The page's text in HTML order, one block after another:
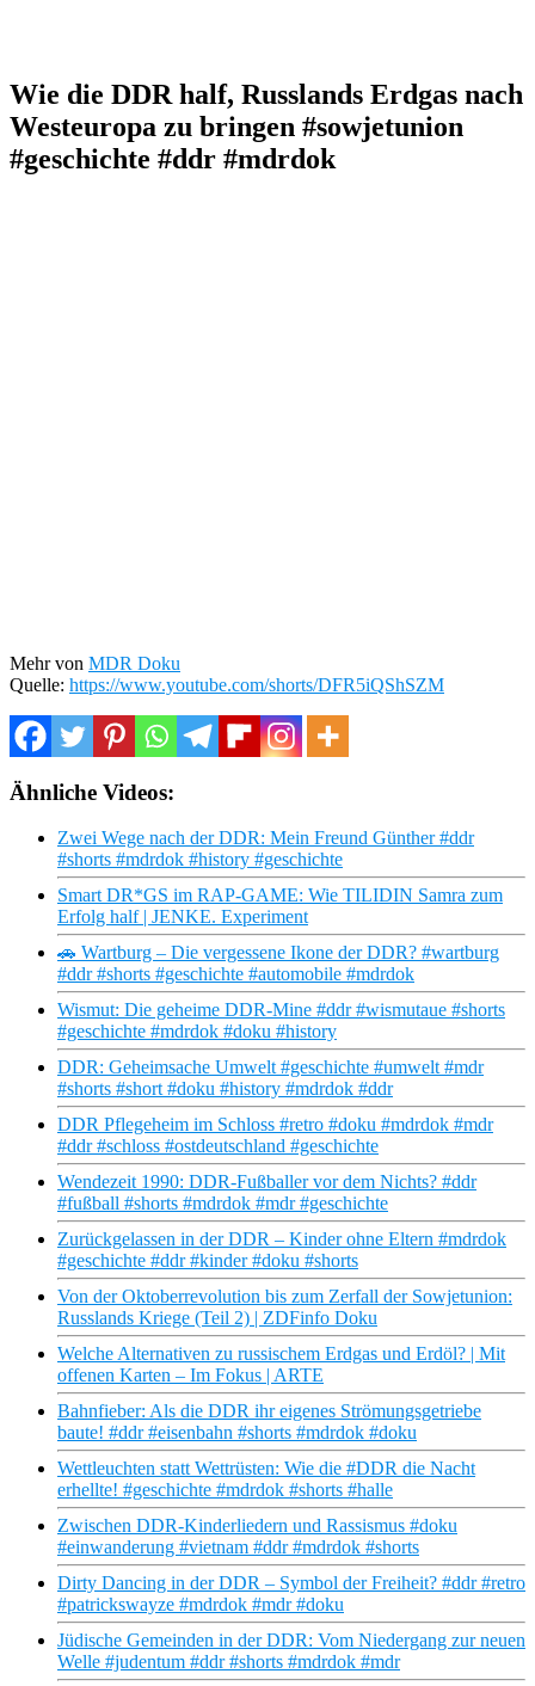
Wie die DDR half, Russlands Erdgas nach
Westeuropa zu bringen #sowjetunion
#geschichte #ddr #mdrdok
Mehr von MDR Doku
Quelle: https://www.youtube.com/shorts/DFR5iQShSZM
Ähnliche Videos:
Zwei Wege nach der DDR: Mein Freund Günther #ddr
#shorts #mdrdok #history #geschichte
Smart DR*GS im RAP-GAME: Wie TILIDIN Samra zum
Erfolg half | JENKE. Experiment
🚗 Wartburg – Die vergessene Ikone der DDR? #wartburg
#ddr #shorts #geschichte #automobile #mdrdok
Wismut: Die geheime DDR-Mine #ddr #wismutaue #shorts
#geschichte #mdrdok #doku #history
DDR: Geheimsache Umwelt #geschichte #umwelt #mdr
#shorts #short #doku #history #mdrdok #ddr
DDR Pflegeheim im Schloss #retro #doku #mdrdok #mdr
#ddr #schloss #ostdeutschland #geschichte
Wendezeit 1990: DDR-Fußballer vor dem Nichts? #ddr
#fußball #shorts #mdrdok #mdr #geschichte
Zurückgelassen in der DDR – Kinder ohne Eltern #mdrdok
#geschichte #ddr #kinder #doku #shorts
Von der Oktoberrevolution bis zum Zerfall der Sowjetunion:
Russlands Kriege (Teil 2) | ZDFinfo Doku
Welche Alternativen zu russischem Erdgas und Erdöl? | Mit
offenen Karten – Im Fokus | ARTE
Bahnfieber: Als die DDR ihr eigenes Strömungsgetriebe
baute! #ddr #eisenbahn #shorts #mdrdok #doku
Wettleuchten statt Wettrüsten: Wie die #DDR die Nacht
erhellte! #geschichte #mdrdok #shorts #halle
Zwischen DDR-Kinderliedern und Rassismus #doku
#einwanderung #vietnam #ddr #mdrdok #shorts
Dirty Dancing in der DDR – Symbol der Freiheit? #ddr #retro
#patrickswayze #mdrdok #mdr #doku
Jüdische Gemeinden in der DDR: Vom Niedergang zur neuen
Welle #judentum #ddr #shorts #mdrdok #mdr